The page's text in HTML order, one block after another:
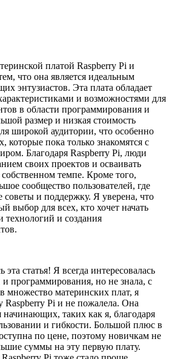
платой Raspberry Pi и
что она является идеальным
энтузиастов. Эта плата обладает
и возможностями для
в области программирования и
размер и низкая стоимость
широкой аудитории, что особенно
пока только знакомятся с
Благодаря Raspberry Pi, люди
своих проектов и осваивать
темпе. Кроме того,
сообщество пользователей, где
и поддержку. Я уверена, что
выбор для всех, кто хочет начать
технологий и создания
статья! Я всегда интересовалась
программирования, но не знала, с
множество материнских плат, я
Raspberry Pi и не пожалела. Она
начинающих, таких как я, благодаря
и гибкости. Большой плюс в
по цене, поэтому новичкам не
суммы на эту первую плату.